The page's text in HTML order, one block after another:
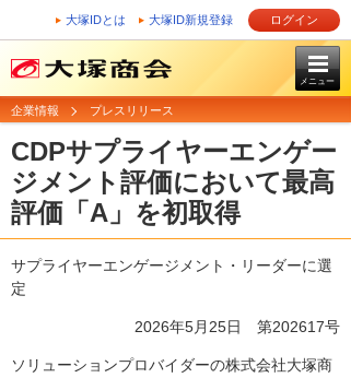
大塚IDとは 大塚ID新規登録 ログイン
メニュー
企業情報 プレスリリース
CDPサプライヤーエンゲー
ジメント評価において最高
評価「A」を初取得
サプライヤーエンゲージメント・リーダーに選
定
2026年5月25日 第202617号
ソリューションプロバイダーの株式会社大塚商